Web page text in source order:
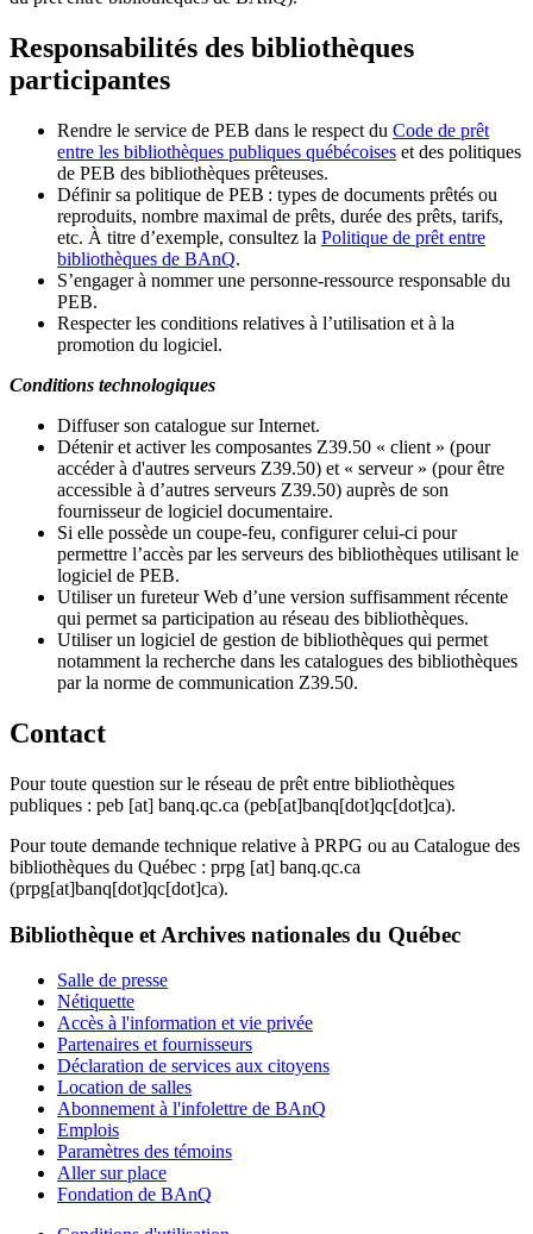
Responsabilités des bibliothèques
participantes
Rendre le service de PEB dans le respect du Code de prêt
entre les bibliothèques publiques québécoises et des politiques
de PEB des bibliothèques prêteuses.
Définir sa politique de PEB : types de documents prêtés ou
reproduits, nombre maximal de prêts, durée des prêts, tarifs,
etc. À titre d’exemple, consultez la Politique de prêt entre
bibliothèques de BAnQ.
S’engager à nommer une personne-ressource responsable du
PEB.
Respecter les conditions relatives à l’utilisation et à la
promotion du logiciel.
Conditions technologiques
Diffuser son catalogue sur Internet.
Détenir et activer les composantes Z39.50 « client » (pour
accéder à d'autres serveurs Z39.50) et « serveur » (pour être
accessible à d’autres serveurs Z39.50) auprès de son
fournisseur de logiciel documentaire.
Si elle possède un coupe-feu, configurer celui-ci pour
permettre l’accès par les serveurs des bibliothèques utilisant le
logiciel de PEB.
Utiliser un fureteur Web d’une version suffisamment récente
qui permet sa participation au réseau des bibliothèques.
Utiliser un logiciel de gestion de bibliothèques qui permet
notamment la recherche dans les catalogues des bibliothèques
par la norme de communication Z39.50.
Contact
Pour toute question sur le réseau de prêt entre bibliothèques
publiques : peb [at] banq.qc.ca (peb[at]banq[dot]qc[dot]ca).
Pour toute demande technique relative à PRPG ou au Catalogue des
bibliothèques du Québec : prpg [at] banq.qc.ca
(prpg[at]banq[dot]qc[dot]ca).
Bibliothèque et Archives nationales du Québec
Salle de presse
Nétiquette
Accès à l'information et vie privée
Partenaires et fournisseurs
Déclaration de services aux citoyens
Location de salles
Abonnement à l'infolettre de BAnQ
Emplois
Paramètres des témoins
Aller sur place
Fondation de BAnQ